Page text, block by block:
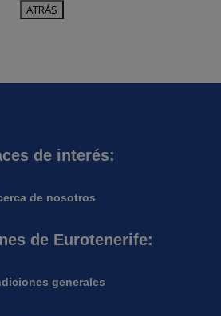
de interés:
de nosotros
de Eurotenerife:
generales